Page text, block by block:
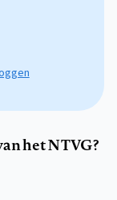
het NTVG?